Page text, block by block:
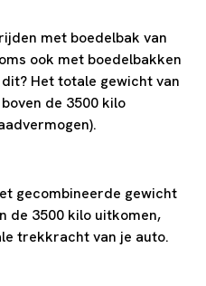
met boedelbak van
ook met boedelbakken
Het totale gewicht van
de 3500 kilo
gecombineerde gewicht
de 3500 kilo uitkomen,
trekkracht van je auto.